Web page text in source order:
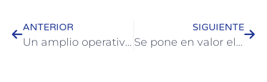
ANTERIOR
Un amplio operativo permitió retener motos y automóviles en infracción durante el fin de semana
SIGUIENTE
Se pone en valor el edificio del Centro Integrador Comunitario